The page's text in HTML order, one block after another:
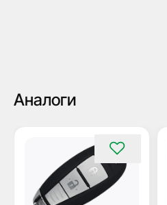
Аналоги